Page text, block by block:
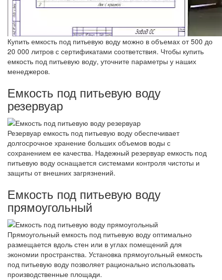
Купить емкость под питьевую воду можно в объемах от 500 до
20 000 литров с сертификатами соответствия. Чтобы купить
емкость под питьевую воду, уточните параметры у наших
менеджеров.
Емкость под питьевую воду
резервуар
Резервуар емкость под питьевую воду обеспечивает
долгосрочное хранение больших объемов воды с
сохранением ее качества. Надежный резервуар емкость под
питьевую воду оснащается системами контроля чистоты и
защиты от внешних загрязнений.
Емкость под питьевую воду
прямоугольный
Прямоугольный емкость под питьевую воду оптимально
размещается вдоль стен или в углах помещений для
экономии пространства. Установка прямоугольный емкость
под питьевую воду позволяет рационально использовать
производственные площади.